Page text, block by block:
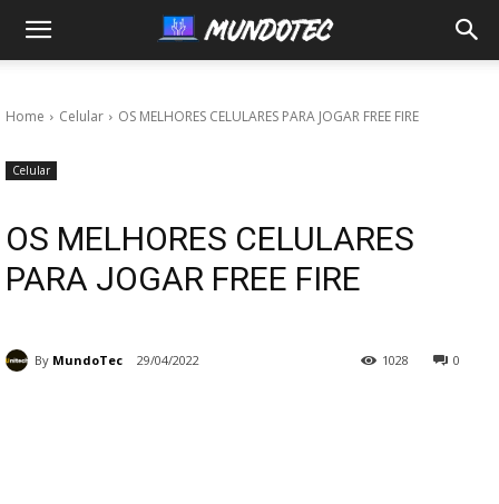
MundoTec
Home Celular OS MELHORES CELULARES PARA JOGAR FREE FIRE
Celular
OS MELHORES CELULARES
PARA JOGAR FREE FIRE
By MundoTec 29/04/2022 0
1028